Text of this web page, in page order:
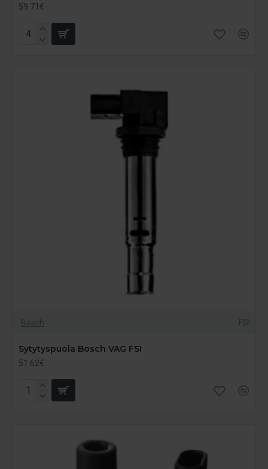
59.71€
Bosch FSI
Sytytyspuola Bosch VAG FSI
51.62€